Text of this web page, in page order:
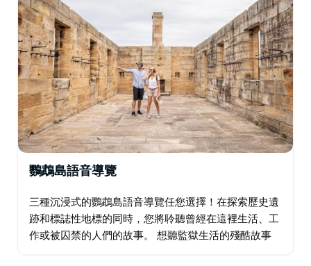
鸚鵡島語音導覽
三種沉浸式的鸚鵡島語音導覽任您選擇！在探索歷史遺
跡和標誌性地標的同時，您將聆聽曾經在這裡生活、工
作或被囚禁的人們的故事。 想聽監獄生活的殘酷故事